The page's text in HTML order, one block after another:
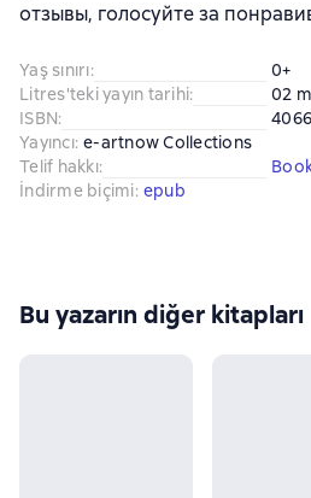
отзывы, голосуйте за
Yaş sınırı:
0+
Litres'teki yayın tarihi:
02
ISBN:
Yayıncı: e-artnow Collections
Telif hakkı:
İndirme biçimi: epub
Bu yazarın diğer kitapları